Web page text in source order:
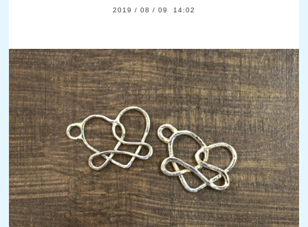
2019 / 08 / 09 14:02